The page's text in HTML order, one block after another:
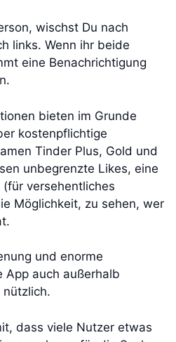
wischst Du nach
links. Wenn ihr beide
eine Benachrichtigung
bieten im Grunde
kostenpflichtige
Tinder Plus, Gold und
unbegrenzte Likes, eine
(für versehentliches
Möglichkeit, zu sehen, wer
und enorme
App auch außerhalb
nützlich.
dass viele Nutzer etwas